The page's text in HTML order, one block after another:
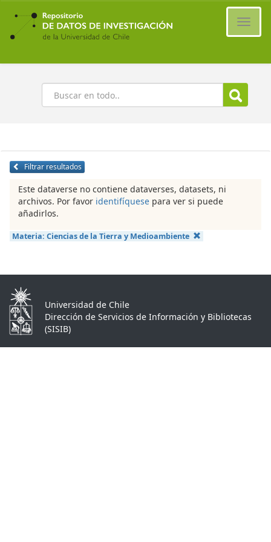
Ir
contenido
principal
Buscar
Filtrar resultados
Este dataverse no contiene dataverses, datasets, ni
archivos. Por favor identifíquese para ver si puede
añadirlos.
Materia: Ciencias de la Tierra y Medioambiente
Universidad de Chile
Dirección de Servicios de Información y Bibliotecas
(SISIB)